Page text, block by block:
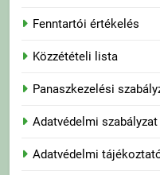
Fenntartói értékelés
Közzétételi lista
Panaszkezelési
Adatvédelmi szabályzat
Adatvédelmi